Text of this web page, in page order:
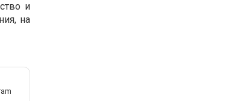
и
на